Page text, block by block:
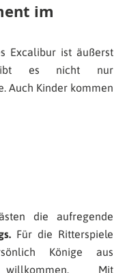
im
Excalibur ist äußerst
gibt es nicht nur
Auch Kinder kommen
die aufregende
Für die Ritterspiele
Könige aus
Mit